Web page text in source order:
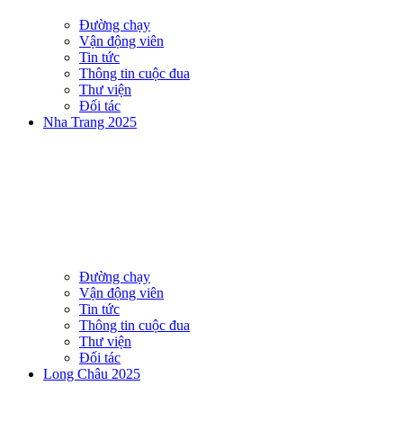
Đường chạy
Vận động viên
Tin tức
Thông tin cuộc đua
Thư viện
Đối tác
Nha Trang 2025
Đường chạy
Vận động viên
Tin tức
Thông tin cuộc đua
Thư viện
Đối tác
Long Châu 2025